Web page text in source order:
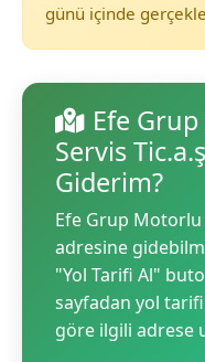
günü içinde
Efe
Servis
Giderim?
Efe Grup Motorlu
adresine
"Yol Tarifi Al"
sayfadan yol
göre ilgili adrese